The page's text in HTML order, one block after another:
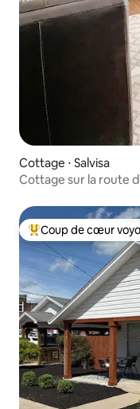
Cottage ⋅ Salvisa
Cottage sur la route
Coups de cœur
Coup de cœur